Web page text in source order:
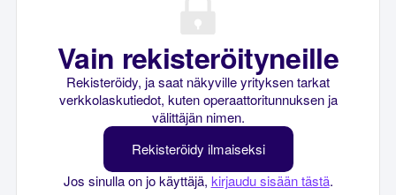
Vain rekisteröityneille
Rekisteröidy, ja saat näkyville yrityksen tarkat
verkkolaskutiedot, kuten operaattoritunnuksen ja
välittäjän nimen.
Rekisteröidy ilmaiseksi
Jos sinulla on jo käyttäjä, kirjaudu sisään tästä.